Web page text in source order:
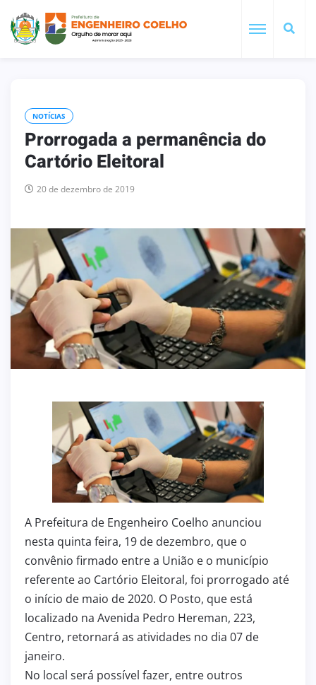
NOTÍCIAS
Prorrogada a permanência do
Cartório Eleitoral
20 de dezembro de 2019
A Prefeitura de Engenheiro Coelho anunciou
nesta quinta feira, 19 de dezembro, que o
convênio firmado entre a União e o município
referente ao Cartório Eleitoral, foi prorrogado até
o início de maio de 2020. O Posto, que está
localizado na Avenida Pedro Hereman, 223,
Centro, retornará as atividades no dia 07 de
janeiro.
No local será possível fazer, entre outros